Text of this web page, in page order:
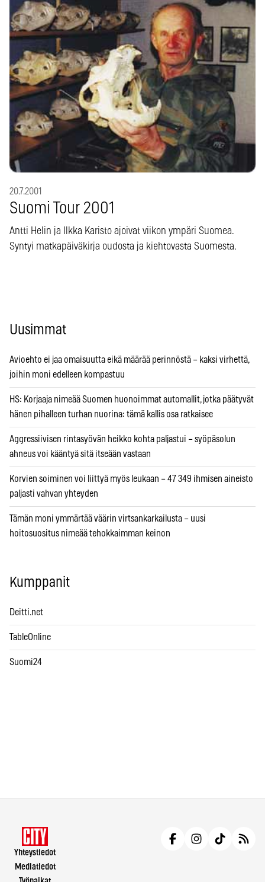
20.7.2001
Suomi Tour 2001
Antti Helin ja Ilkka Karisto ajoivat viikon ympäri Suomea.
Syntyi matkapäiväkirja oudosta ja kiehtovasta Suomesta.
Uusimmat
Avioehto ei jaa omaisuutta eikä määrää perinnöstä – kaksi virhettä,
joihin moni edelleen kompastuu
HS: Korjaaja nimeää Suomen huonoimmat automallit, jotka päätyvät
hänen pihalleen turhan nuorina: tämä kallis osa ratkaisee
Aggressiivisen rintasyövän heikko kohta paljastui – syöpäsolun
ahneus voi kääntyä sitä itseään vastaan
Korvien soiminen voi liittyä myös leukaan – 47 349 ihmisen aineisto
paljasti vahvan yhteyden
Tämän moni ymmärtää väärin virtsankarkailusta – uusi
hoitosuositus nimeää tehokkaimman keinon
Kumppanit
Deitti.net
TableOnline
Suomi24
Yhteystiedot
Mediatiedot